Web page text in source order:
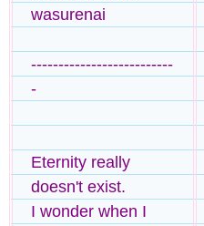
wasurenai
--------------------------
-
Eternity really
doesn't exist.
I wonder when I